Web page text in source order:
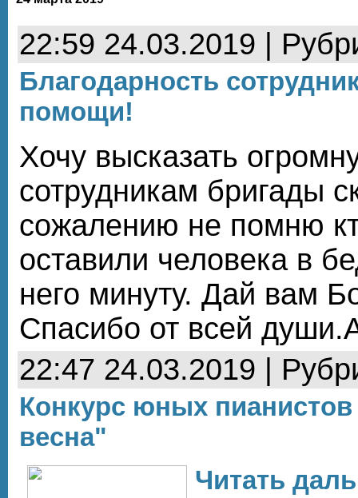
22:59 24.03.2019 |
Благодарность
помощи!
Хочу высказать
сотрудникам бригады
сожалению не помню
оставили человека в
него минуту. Дай вам
Спасибо от всей
22:47 24.03.2019 |
Конкурс юных
весна"
Читать